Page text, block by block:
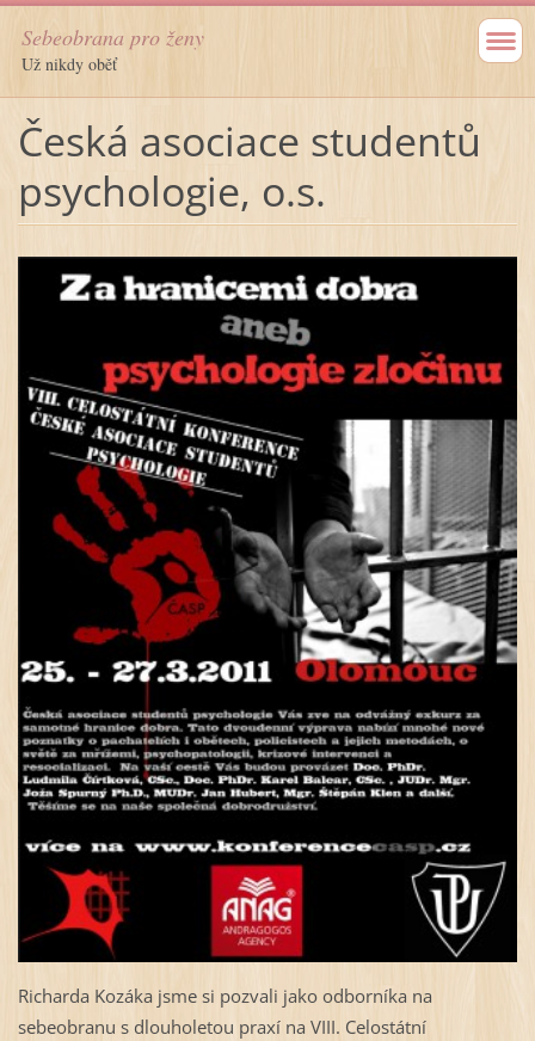
Sebeobrana pro ženy
Už nikdy oběť
Česká asociace studentů
psychologie, o.s.
Richarda Kozáka jsme si pozvali jako odborníka na
sebeobranu s dlouholetou praxí na VIII. Celostátní